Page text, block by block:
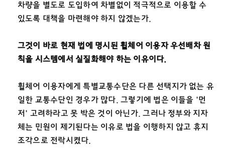
차량을 별도로 도입하여 차별없이 적극적으로 이용할 수
있도록 대책을 마련해야 하지 않겠는가.
그것이 바로 현재 법에 명시된 휠체어 이용자 우선배차 원
칙을 시스템에서 실질화해야 하는 이유이다.
휠체어 이용자에게 특별교통수단은 다른 선택지가 없는 유
일한 교통수단인 경우가 많다. 그렇기에 법은 이들을 '먼
저' 고려하라고 못 박은 것이 아닌가. 그러나 정부와 지자
체는 민원이 제기된다는 이유로 법을 이행하지 않고 휴지
조각으로 전락시켰다.